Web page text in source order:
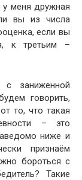
меня дружная
вы из числа
если вы
к третьим –
заниженной
говорить,
то, что такая
– это
ниже и
признаём
бороться с
Такие